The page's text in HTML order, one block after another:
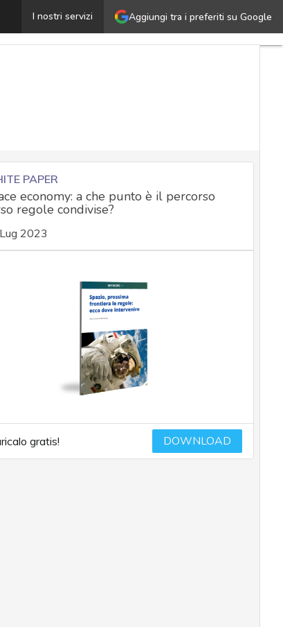
Aggiungi tra i preferiti su Google
I nostri servizi
discriminate dall’IA, lettera aperta alle
PAPER
economy: a che punto è il percorso
regole condivise?
2023
gratis! DOWNLOAD